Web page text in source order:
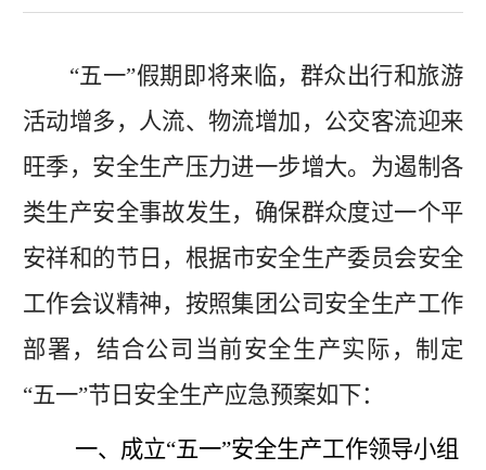
“五一”假期即将来临，群众出行和旅游
活动增多，人流、物流增加 ， 公交客流迎来
旺季，安全生产压力进一步增大。为遏制各
类生产安全事故发生，确保群众度过一个平
安祥和的节日 ， 根据市安全生产委员会安全
工作会议精神，按照集团公司安全生产工作
部署，结合公司当前安全生产实际，制定
“五一”节日安全生产应急预案如下：
一、 成立“五一”安全生产工作领导小组